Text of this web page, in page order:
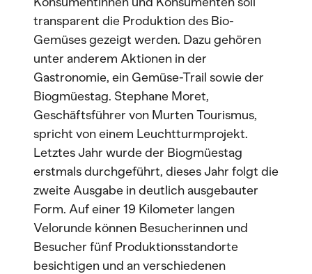
transparent die Produktion des Bio-
Gemüses gezeigt werden. Dazu gehören
unter anderem Aktionen in der
Gastronomie, ein Gemüse-Trail sowie der
Biogmüestag. Stephane Moret,
Geschäftsführer von Murten Tourismus,
spricht von einem Leuchtturmprojekt.
Letztes Jahr wurde der Biogmüestag
erstmals durchgeführt, dieses Jahr folgt die
zweite Ausgabe in deutlich ausgebauter
Form. Auf einer 19 Kilometer langen
Velorunde können Besucherinnen und
Besucher fünf Produktionsstandorte
besichtigen und an verschiedenen